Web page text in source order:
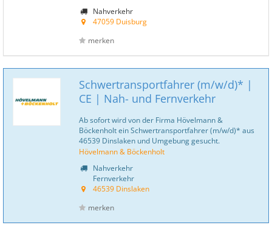
Nahverkehr
47059 Duisburg
merken
Schwertransportfahrer (m/w/d)* |
CE | Nah- und Fernverkehr
Ab sofort wird von der Firma Hövelmann &
Böckenholt ein Schwertransportfahrer (m/w/d)* aus
46539 Dinslaken und Umgebung gesucht.
Hövelmann & Böckenholt
Nahverkehr
Fernverkehr
46539 Dinslaken
merken